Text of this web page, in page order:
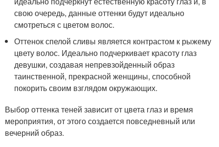
свою очередь, данные оттенки будут идеально
смотреться с цветом волос.
Оттенок спелой сливы является контрастом к рыжему
цвету волос. Идеально подчеркивает красоту глаз
девушки, создавая непревзойденный образ
таинственной, прекрасной женщины, способной
покорить своим взглядом окружающих.
Выбор оттенка теней зависит от цвета глаз и время
мероприятия, от этого создается повседневный или
вечерний образ.